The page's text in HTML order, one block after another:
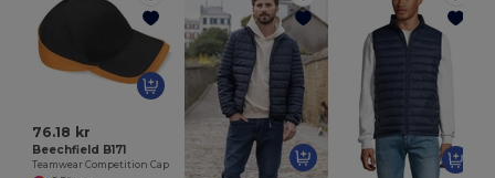
76.18 kr
Beechfield B171
Teamwear Competition Cap